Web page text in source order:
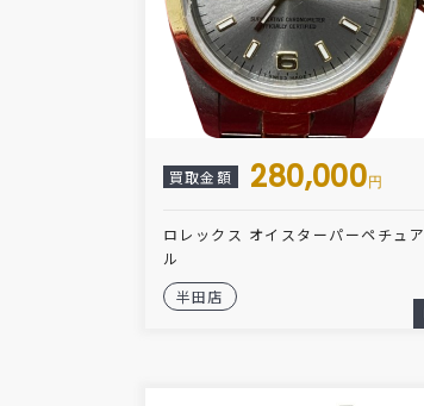
買取金額 280,000円
ロレックス オイスターパーペチュア
ル
半田店